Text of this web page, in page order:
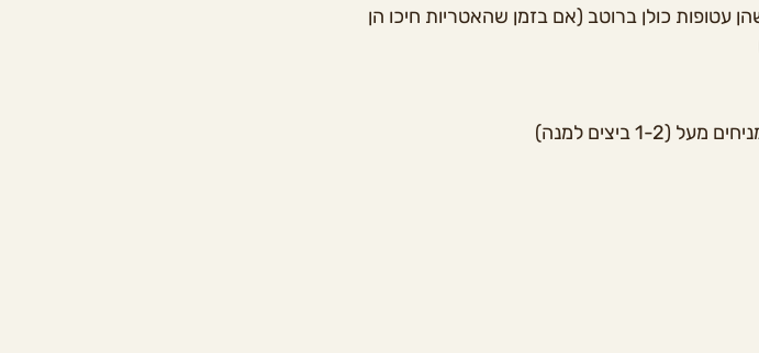
עטופות כולן ברוטב (אם בזמן שהאטריות חיכו הן
2 ביצים למנה)